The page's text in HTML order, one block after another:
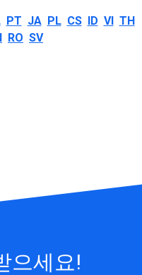
PT JA PL CS ID VI TH
RO SV
으세요!